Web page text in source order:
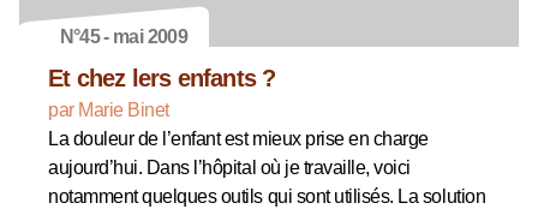
N°45 - mai 2009
Et chez lers enfants ?
par Marie Binet
La douleur de l’enfant est mieux prise en charge
aujourd’hui. Dans l’hôpital où je travaille, voici
notamment quelques outils qui sont utilisés. La solution